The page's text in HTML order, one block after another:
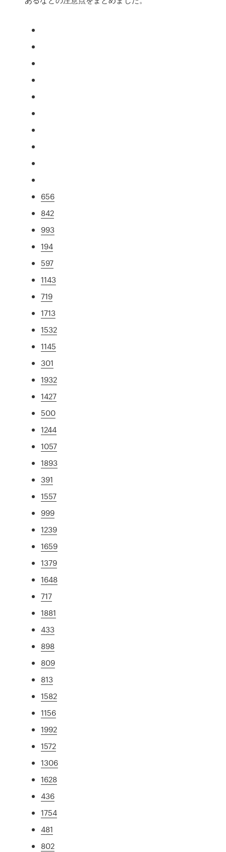
656
842
993
194
597
1143
719
1713
1532
1145
301
1932
1427
500
1244
1057
1893
391
1557
999
1239
1659
1379
1648
717
1881
433
898
809
813
1582
1156
1992
1572
1306
1628
436
1754
481
802